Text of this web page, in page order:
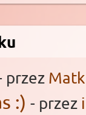
przez
:) - przez